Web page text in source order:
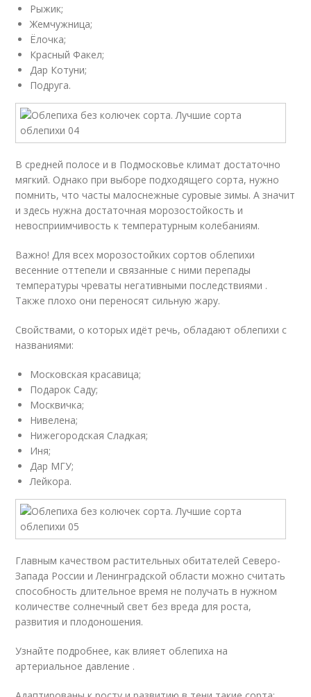
Рыжик;
Жемчужница;
Ёлочка;
Красный Факел;
Дар Котуни;
Подруга.
В средней полосе и в Подмосковье климат достаточно
мягкий. Однако при выборе подходящего сорта, нужно
помнить, что часты малоснежные суровые зимы. А значит
и здесь нужна достаточная морозостойкость и
невосприимчивость к температурным колебаниям.
Важно! Для всех морозостойких сортов облепихи
весенние оттепели и связанные с ними перепады
температуры чреваты негативными последствиями .
Также плохо они переносят сильную жару.
Свойствами, о которых идёт речь, обладают облепихи с
названиями:
Московская красавица;
Подарок Саду;
Москвичка;
Нивелена;
Нижегородская Сладкая;
Иня;
Дар МГУ;
Лейкора.
Главным качеством растительных обитателей Северо-
Запада России и Ленинградской области можно считать
способность длительное время не получать в нужном
количестве солнечный свет без вреда для роста,
развития и плодоношения.
Узнайте подробнее, как влияет облепиха на
артериальное давление .